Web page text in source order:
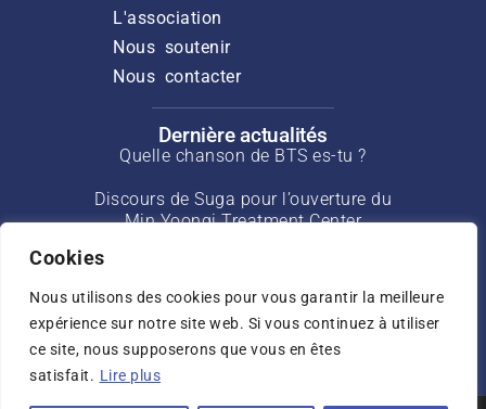
Cookies
Nous utilisons des cookies pour vous garantir la meilleure
expérience sur notre site web. Si vous continuez à utiliser
ce site, nous supposerons que vous en êtes
satisfait. Lire plus
L'association
Nous soutenir
Nous contacter
Dernière actualités
Quelle chanson de BTS es-tu ?
Discours de Suga pour l’ouverture du
Min Yoongi Treatment Center
Interview de J-Hope pour Rolling Stone
Interview de Jin pour USA Today de mai
2025